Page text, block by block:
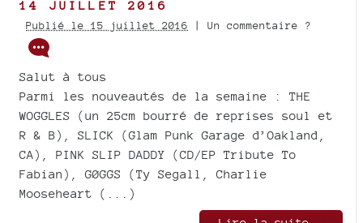
14 JUILLET 2016
Publié le 15 juillet 2016 | Un commentaire ?
Salut à tous
Parmi les nouveautés de la semaine : THE
WOGGLES (un 25cm bourré de reprises soul et
R & B), SLICK (Glam Punk Garage d’Oakland,
CA), PINK SLIP DADDY (CD/EP Tribute To
Fabian), GØGGS (Ty Segall, Charlie
Mooseheart (...)